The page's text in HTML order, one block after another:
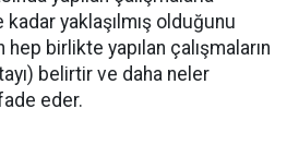
yaklaşılmış olduğunu
birlikte yapılan çalışmaların
belirtir ve daha neler
eder.